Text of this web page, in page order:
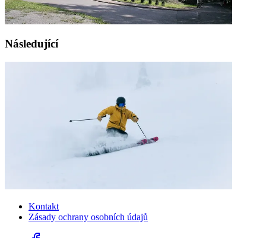
Následující
Kontakt
Zásady ochrany osobních údajů